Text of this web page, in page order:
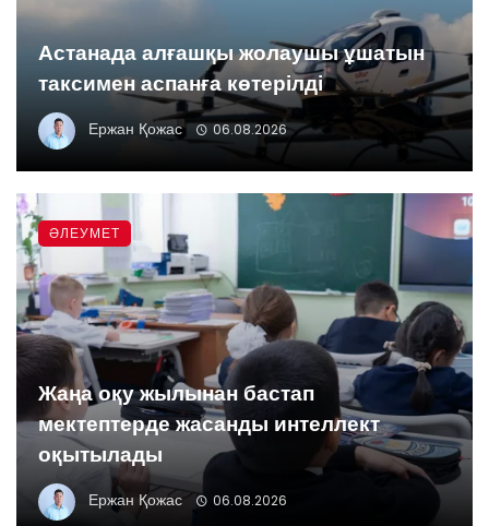
Астанада алғашқы жолаушы ұшатын
таксимен аспанға көтерілді
Ержан Қожас 06.08.2026
Жаңа оқу жылынан бастап
мектептерде жасанды интеллект
оқытылады
Ержан Қожас 06.08.2026
ӘЛЕУМЕТ